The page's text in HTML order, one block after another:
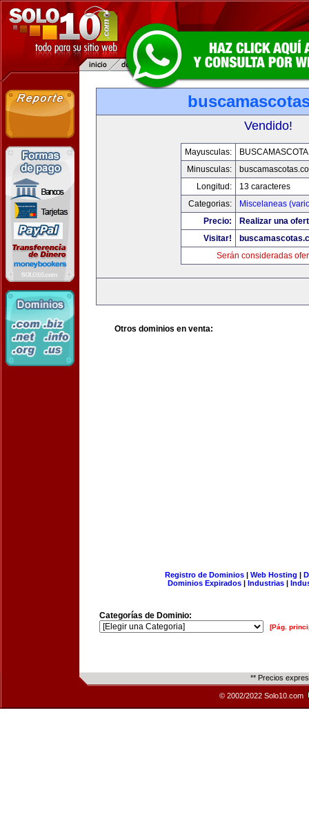
Vendido!
Mayusculas:
Minusculas:
Longitud:
13 caracteres
Categorias:
Miscelaneas
Precio:
Realizar una
Visitar!
Serán consideradas
Otros dominios en venta:
Registro de Dominios| Web Hosting |
Dominios Expirados | Industrias |
Categorías de Dominio:
[Pág.
** Precios
© 2002/2022 Solo10.com